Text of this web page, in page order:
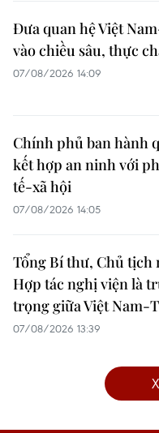
Đưa quan hệ Việt
vào chiều sâu, thực
07/08/2026 14:09
Chính phủ ban hành
kết hợp an ninh với
tế-xã hội
07/08/2026 14:05
Tổng Bí thư, Chủ tịch
Hợp tác nghị viện là
trọng giữa Việt Nam-
07/08/2026 13:39